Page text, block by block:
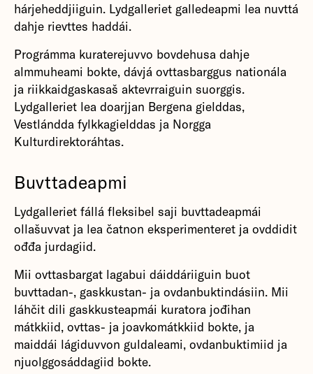
hárjeheddjiiguin. Lydgalleriet galledeapmi lea nuvttá
dahje rievttes haddái.
Prográmma kuraterejuvvo bovdehusa dahje
almmuheami bokte, dávjá ovttasbarggus nationála
ja riikkaidgaskasaš aktevrraiguin suorggis.
Lydgalleriet lea doarjjan Bergena gielddas,
Vestlándda fylkkagielddas ja Norgga
Kulturdirektoráhtas.
Buvttadeapmi
Lydgalleriet fállá fleksibel saji buvttadeapmái
ollašuvvat ja lea čatnon eksperimenteret ja ovddidit
ođđa jurdagiid.
Mii ovttasbargat lagabui dáiddáriiguin buot
buvttadan-, gaskkustan- ja ovdanbuktindásiin. Mii
láhčit dili gaskkusteapmái kuratora jođihan
mátkkiid, ovttas- ja joavkomátkkiid bokte, ja
maiddái lágiduvvon guldaleami, ovdanbuktimiid ja
njuolggosáddagiid bokte.